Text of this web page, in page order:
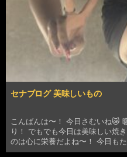
セナブログ 美味しいもの
こんばんは〜！ 今日さむいね😿
り！ でもでも今日は美味しい焼
のは心に栄養だよね〜！ 今日も
も乾杯🍻 新橋・銀座エリアのセ